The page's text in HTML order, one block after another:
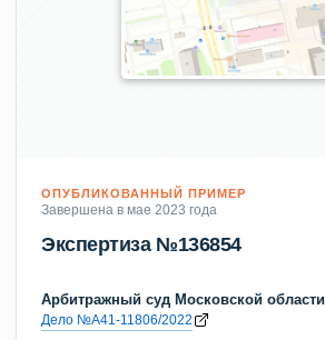
ОПУБЛИКОВАННЫЙ ПРИМЕР
Завершена в мае 2023 года
Экспертиза №136854
Арбитражный суд Московской области
Дело №А41-11806/2022